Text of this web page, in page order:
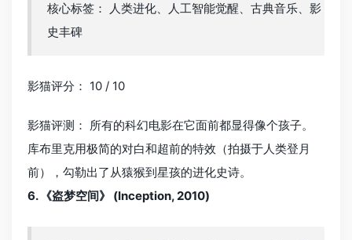
核心标签： 人类进化、人工智能觉醒、古典音乐、影
史丰碑
影猫评分： 10 / 10
影猫评测： 所有的科幻电影在它面前都显得像个孩子。
库布里克用极简的对白和超前的特效（拍摄于人类登月
前），勾勒出了从猿猴到星孩的进化史诗。
6. 《盗梦空间》 (Inception, 2010)